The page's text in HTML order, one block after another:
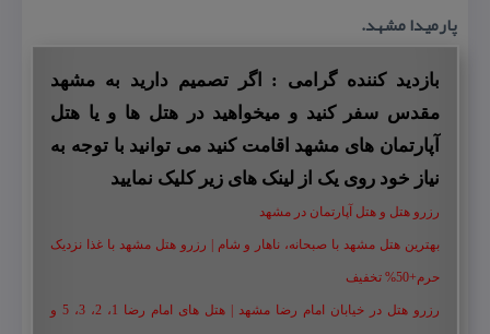
پارمیدا مشهد.
بازدید کننده گرامی : اگر تصمیم دارید به مشهد
مقدس سفر کنید و میخواهید در هتل ها و یا هتل
آپارتمان های مشهد اقامت کنید می توانید با توجه به
نیاز خود روی یک از لینک های زیر کلیک نمایید
رزرو هتل و هتل آپارتمان در مشهد
بهترین هتل مشهد با صبحانه، ناهار و شام | رزرو هتل مشهد با غذا نزدیک
حرم+50% تخفیف
رزرو هتل در خیابان امام رضا مشهد | هتل‌ های امام رضا 1، 2، 3، 5 و